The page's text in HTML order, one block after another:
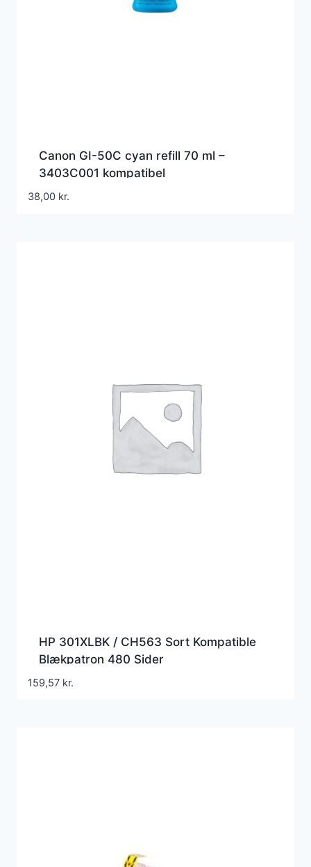
Canon GI-50C cyan refill 70 ml –
3403C001 kompatibel
38,00 kr.
HP 301XLBK / CH563 Sort Kompatible
Blækpatron 480 Sider
159,57 kr.